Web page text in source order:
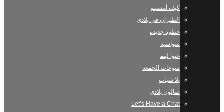
كيف أمسيتو
الطيران في بلادي
خطوة جديدة
سواسية
غنوا لهم
منوعات الجمعة
يلا شباب
صالون بلادي
Let’s Have a Chat